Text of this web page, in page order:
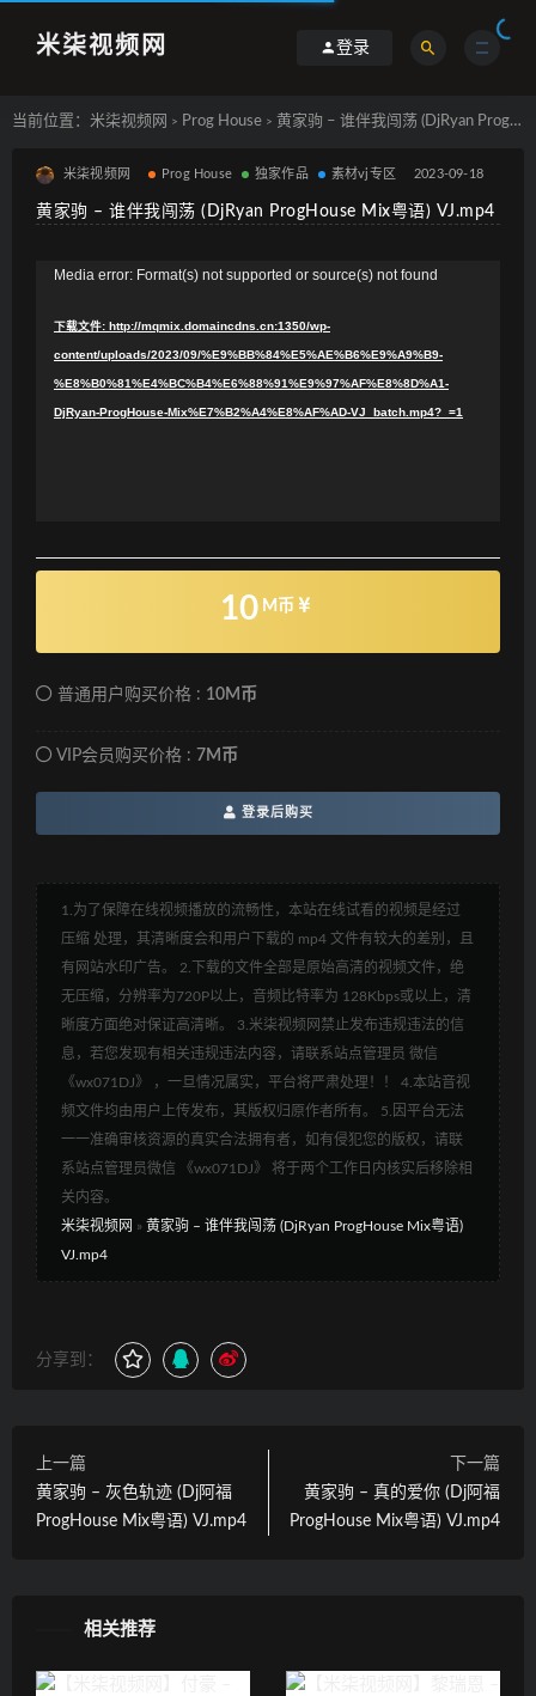
米柒视频网 登录
当前位置： 米柒视频网 > Prog House > 黄家驹 – 谁伴我闯荡 (DjRyan ProgHouse Mix粤语) VJ.mp4
米柒视频网 Prog House 独家作品 素材vj专区 2023-09-18
黄家驹 – 谁伴我闯荡 (DjRyan ProgHouse Mix粤语) VJ.mp4
Media error: Format(s) not supported or source(s) not found
下载文件: http://mqmix.domaincdns.cn:1350/wp-
content/uploads/2023/09/%E9%BB%84%E5%AE%B6%E9%A9%B9-
%E8%B0%81%E4%BC%B4%E6%88%91%E9%97%AF%E8%8D%A1-
DjRyan-ProgHouse-Mix%E7%B2%A4%E8%AF%AD-VJ_batch.mp4?_=1
10 M币
普通用户购买价格 : 10M币
VIP会员购买价格 : 7M币
登录后购买
1.为了保障在线视频播放的流畅性，本站在线试看的视频是经过
压缩 处理，其清晰度会和用户下载的 mp4 文件有较大的差别，且
有网站水印广告。 2.下载的文件全部是原始高清的视频文件，绝
无压缩，分辨率为720P以上，音频比特率为 128Kbps或以上，清
晰度方面绝对保证高清晰。 3.米柒视频网禁止发布违规违法的信
息，若您发现有相关违规违法内容，请联系站点管理员 微信
《wx071DJ》 ，一旦情况属实，平台将严肃处理！！ 4.本站音视
频文件均由用户上传发布，其版权归原作者所有。 5.因平台无法
一一准确审核资源的真实合法拥有者，如有侵犯您的版权，请联
系站点管理员微信 《wx071DJ》 将于两个工作日内核实后移除相
关内容。
米柒视频网 » 黄家驹 – 谁伴我闯荡 (DjRyan ProgHouse Mix粤语)
VJ.mp4
分享到：
上一篇
黄家驹 – 灰色轨迹 (Dj阿福
ProgHouse Mix粤语) VJ.mp4
下一篇
黄家驹 – 真的爱你 (Dj阿福
ProgHouse Mix粤语) VJ.mp4
相关推荐